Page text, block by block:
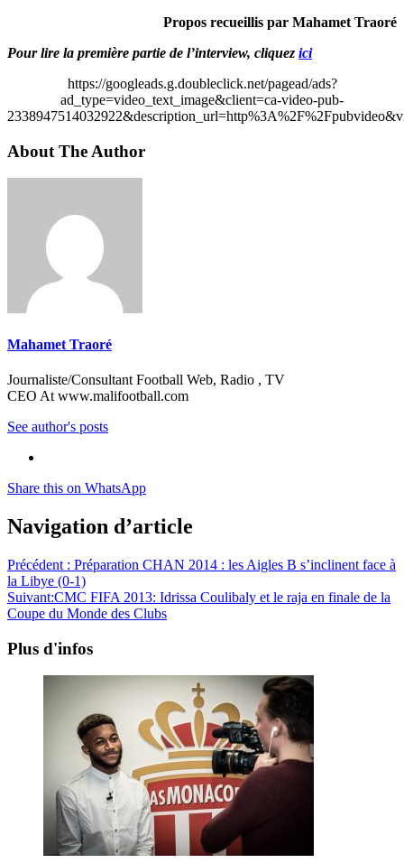
Propos recueillis par Mahamet Traoré
Pour lire la première partie de l’interview, cliquez ici
https://googleads.g.doubleclick.net/pagead/ads?
ad_type=video_text_image&client=ca-video-pub-
About The Author
Mahamet Traoré
Journaliste/Consultant Football Web, Radio , TV
CEO At www.malifootball.com
See author's posts
Share this on WhatsApp
Navigation d’article
Précédent : Préparation CHAN 2014 : les Aigles B s’inclinent face à
la Libye (0-1)
Suivant:CMC FIFA 2013: Idrissa Coulibaly et le raja en finale de la
Coupe du Monde des Clubs
Plus d'infos